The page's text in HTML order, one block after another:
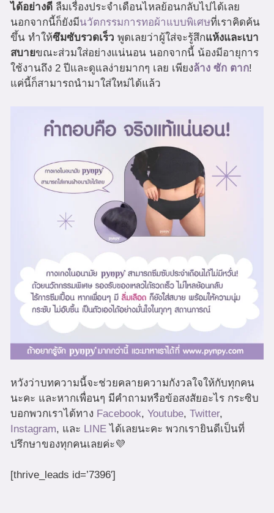
ได้อย่างดี ลืมเรื่องประจำเดือนไหลย้อนกลับไปได้เลย
นอกจากนี้ก็ยังมีนวัตกรรมการทอผ้าแบบพิเศษที่เราคิดค้น
ขึ้น ทำให้ซึมซับรวดเร็ว พูดเลยว่าผู้ใส่จะรู้สึกแห้งและเบา
สบายขณะส่วมใส่อย่างแน่นอน นอกจากนี้ น้องมีอายุการ
ใช้งานถึง 2 ปีและดูแลง่ายมากๆ เลย เพียงล้าง ซัก ตาก!
แค่นี้ก็สามารถนำมาใส่ใหม่ได้แล้ว
หวังว่าบทความนี้จะช่วยคลายความกังวลใจให้กับทุกคน
นะคะ และหากเพื่อนๆ มีคำถามหรือข้อสงสัยอะไร กระซิบ
บอกพวกเราได้ทาง Facebook, Youtube, Twitter,
Instagram, และ LINE ได้เลยนะคะ พวกเรายินดีเป็นที่
ปรึกษาของทุกคนเลยค่ะ💜
[thrive_leads id=’7396′]